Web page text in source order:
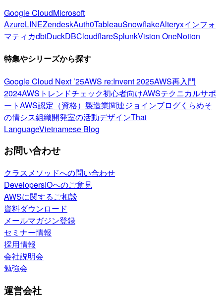
Google CloudMicrosoft
AzureLINEZendeskAuth0TableauSnowflakeAlteryxインフォ
マティカdbtDuckDBCloudflareSplunkVision OneNotion
特集やシリーズから探す
Google Cloud Next ’25AWS re:Invent 2025AWS再入門
2024AWSトレンドチェック初心者向けAWSテクニカルサポ
ートAWS認定（資格） 製造業関連ジョインブログくらめそ
の情シス組織開発室の活動デザインThai
LanguageVietnamese Blog
お問い合わせ
クラスメソッドへの問い合わせ
DevelopersIOへのご意見
AWSに関するご相談
資料ダウンロード
メールマガジン登録
セミナー情報
採用情報
会社説明会
勉強会
運営会社